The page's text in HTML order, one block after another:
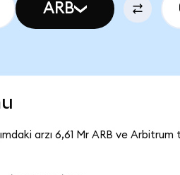
ARB
arzı 6,61 Mr ARB ve